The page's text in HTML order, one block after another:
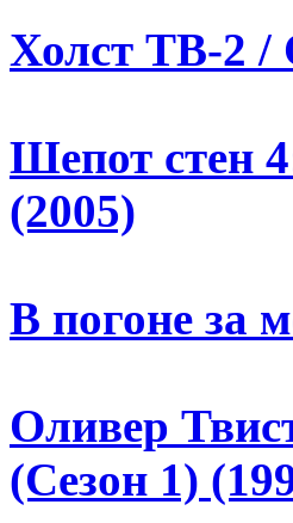
Холст ТВ-2 /
Шепот стен
(2005)
В погоне за
Оливер
(Сезон 1)